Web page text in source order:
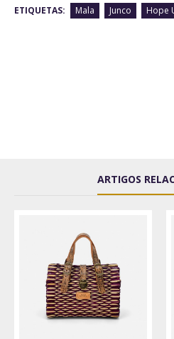
ETIQUETAS: Mala Junco Hope
ARTIGOS